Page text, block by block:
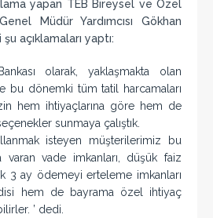
yapan TEB Bireysel ve Özel
Müdür Yardımcısı Gökhan
açıklamaları yaptı:
olarak, yaklaşmakta olan
bu dönemki tüm tatil harcamaları
hem ihtiyaçlarına göre hem de
sunmaya çalıştık.
isteyen müşterilerimiz bu
varan vade imkanları, düşük faiz
3 ay ödemeyi erteleme imkanları
hem de bayrama özel ihtiyaç
’ dedi.